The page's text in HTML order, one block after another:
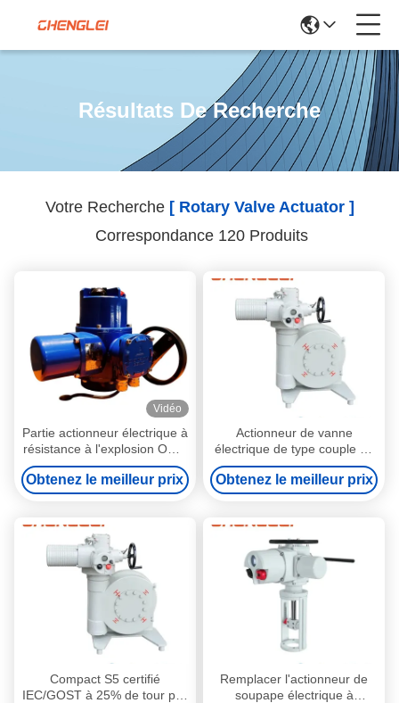
Résultats De Recherche
Votre Recherche [ Rotary Valve Actuator ]
Correspondance 120 Produits
Vidéo
Partie actionneur électrique à
résistance à l'explosion ODM
actionneur de soupape
rotative
Obtenez le meilleur prix
Actionneur de vanne
électrique de type couple de
bride de poussée ISO5210
de la série DQ JB2920 pour
vanne/registre/CVAC
Obtenez le meilleur prix
Compact S5 certifié
IEC/GOST à 25% de tour par
Remplacer l'actionneur de
soupape électrique à